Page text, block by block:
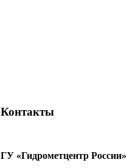
Контакты
ГУ «Гидрометцентр России»